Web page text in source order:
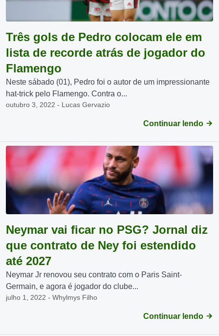
Três gols de Pedro colocam ele em
lista de recorde atrás de jogador do
Flamengo
Neste sábado (01), Pedro foi o autor de um impressionante
hat-trick pelo Flamengo. Contra o...
outubro 3, 2022 - Lucas Gervazio
Continuar lendo
Neymar vai ficar no PSG? Jornal diz
que contrato de Ney foi estendido
até 2027
Neymar Jr renovou seu contrato com o Paris Saint-
Germain, e agora é jogador do clube...
julho 1, 2022 - Whylmys Filho
Continuar lendo